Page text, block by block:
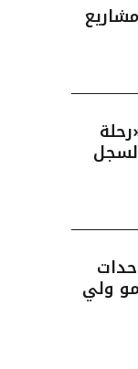
ولي